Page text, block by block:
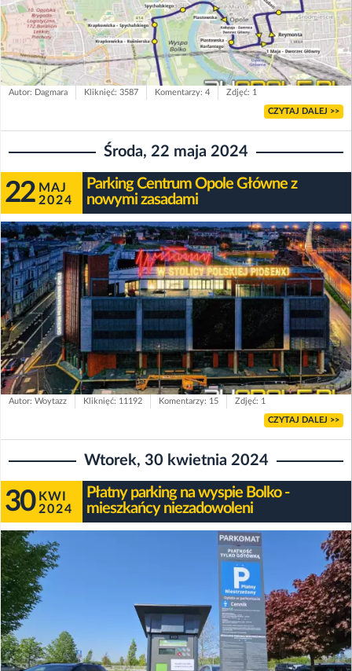
Autor: Dagmara Kliknięć: 3587 Komentarzy: 4 Zdjęć: 1
CZYTAJ DALEJ >>
Środa, 22 maja 2024
22 MAJ
2024
Parking Centrum Opole Główne z
nowymi zasadami
Autor: Woytazz Kliknięć: 11192 Komentarzy: 15 Zdjęć: 1
CZYTAJ DALEJ >>
Wtorek, 30 kwietnia 2024
30 KWI
2024
Płatny parking na wyspie Bolko -
mieszkańcy niezadowoleni